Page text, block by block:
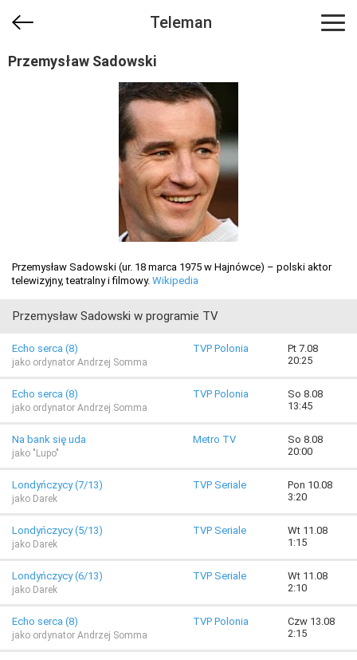
Teleman
Przemysław Sadowski
Przemysław Sadowski (ur. 18 marca 1975 w Hajnówce) – polski aktor
telewizyjny, teatralny i filmowy. Wikipedia
Przemysław Sadowski w programie TV
Echo serca (8)
jako ordynator Andrzej Somma
TVP Polonia
Pt 7.08
20:25
Echo serca (8)
jako ordynator Andrzej Somma
TVP Polonia
So 8.08
13:45
Na bank się uda
jako "Lupo"
Metro TV
So 8.08
20:00
Londyńczycy (7/13)
jako Darek
TVP Seriale
Pon 10.08
3:20
Londyńczycy (5/13)
jako Darek
TVP Seriale
Wt 11.08
1:15
Londyńczycy (6/13)
jako Darek
TVP Seriale
Wt 11.08
2:10
Echo serca (8)
jako ordynator Andrzej Somma
TVP Polonia
Czw 13.08
2:15